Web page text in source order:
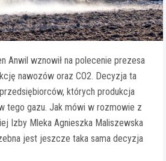
Anwil wznowił na polecenie prezesa
nawozów oraz CO2. Decyzja ta
których produkcja
tego gazu. Jak mówi w rozmowie z
Izby Mleka Agnieszka Maliszewska
jest jeszcze taka sama decyzja